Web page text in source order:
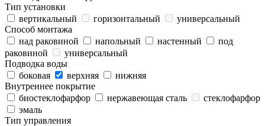
Тип установки
вертикальный
горизонтальный
универсальный
Способ монтажа
над раковиной
напольный настенный
под
раковиной
универсальный
Подводка воды
боковая
верхняя
нижняя
Внутреннее покрытие
биостеклофарфор
нержавеющая сталь
стеклофарфор
эмаль
Тип управления